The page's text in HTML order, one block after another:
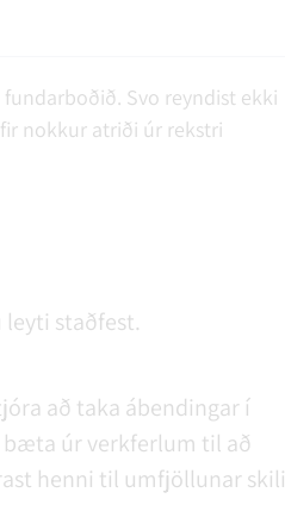
Svo reyndist ekki
nokkur atriði úr rekstri
staðfest.
að taka ábendingar í
úr verkferlum til að
henni til umfjöllunar skili